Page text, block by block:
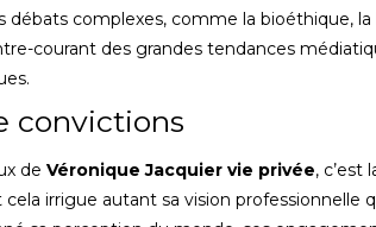
débats complexes, comme la bioéthique,
courant des grandes tendances
convictions
de Véronique Jacquier vie privée, c’est
irrigue autant sa vision professionnelle